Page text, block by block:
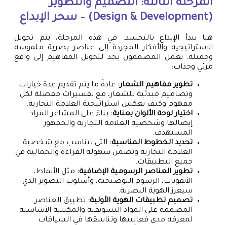
المرحلة الثالثة: التصميم والتطوير
(Design & Development) – سحر الإبداع
هنا يبدأ الإبداع بالتجسد. في هذه المرحلة، يتم تحويل
الاستراتيجية والأفكار المجردة إلى عناصر بصرية ملموسة
وجميلة. يعمل المصممون بجد لتحويل المفاهيم إلى واقع
مرئي وجذاب:
تطوير مفاهيم الشعار: عادةً ما يتم تقديم عدة خيارات
وتصاميم مبدئية للشعار، مع تفسيرات مفصلة لكل
مفهوم وكيف يعكس استراتيجية العلامة التجارية.
اختيار لوحة الألوان بعناية: بناءً على المشاعر المراد
إيصالها وشخصية العلامة التجارية والجمهور
المستهدف.
تحديد الخطوط المناسبة: التي تتناسب مع شخصية
العلامة التجارية وتضمن سهولة القراءة والجمالية في
جميع التطبيقات.
تطوير العناصر الرسومية الإضافية: مثل الأنماط،
الأيقونات، الرسوم التوضيحية، وأسلوب التصوير الذي
سيعزز الهوية البصرية.
تصميم تطبيقات الهوية الأولية: تطبيق العناصر
المصممة على المواد التسويقية والمكتبية الأساسية
لمعرفة مدى فعاليتها وتناسقها في السياقات